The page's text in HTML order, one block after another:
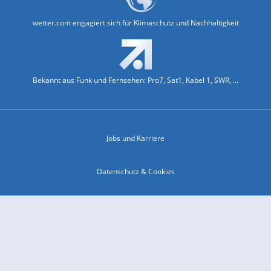
wetter.com engagiert sich für Klimaschutz und Nachhaltigkeit
Bekannt aus Funk und Fernsehen: Pro7, Sat1, Kabel 1, SWR, ...
Jobs und Karriere
Datenschutz & Cookies